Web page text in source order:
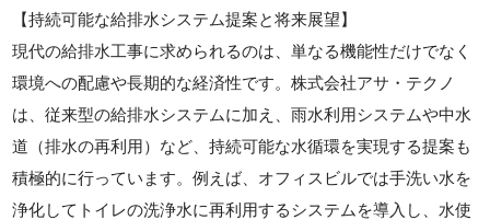
【持続可能な給排水システム提案と将来展望】
現代の給排水工事に求められるのは、単なる機能性だけでなく
環境への配慮や長期的な経済性です。株式会社アサ・テクノ
は、従来型の給排水システムに加え、雨水利用システムや中水
道（排水の再利用）など、持続可能な水循環を実現する提案も
積極的に行っています。例えば、オフィスビルでは手洗い水を
浄化してトイレの洗浄水に再利用するシステムを導入し、水使